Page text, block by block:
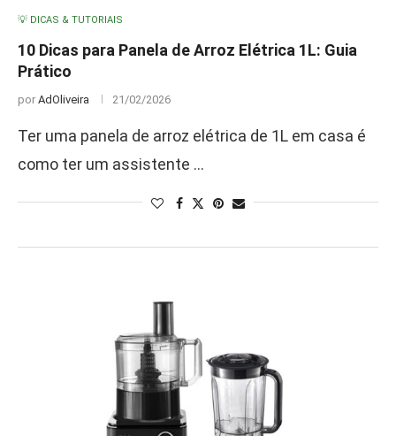
💡 DICAS & TUTORIAIS
10 Dicas para Panela de Arroz Elétrica 1L: Guia
Prático
por AdOliveira 21/02/2026
Ter uma panela de arroz elétrica de 1L em casa é
como ter um assistente …